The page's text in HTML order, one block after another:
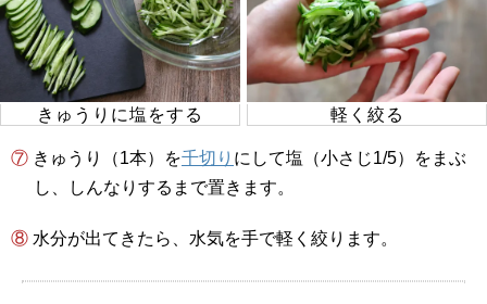
きゅうりに塩をする 軽く絞る
⑦ きゅうり（1本）を千切り にして塩（小さじ1/5）をまぶ
し、しんなりするまで置きます。
⑧ 水分が出てきたら、水気を手で軽く絞ります。